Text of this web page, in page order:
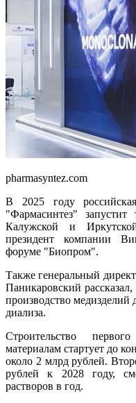
pharmasyntez.com
В 2025 году
"Фармасинтез"
Калужской и
президент компании
форуме "Биопром".
Также генеральный
Паникаровский
производство медизделий
диализа.
Строительство
материалам стартует до
около 2 млрд рублей.
рублей к 2028 году,
растворов в год.